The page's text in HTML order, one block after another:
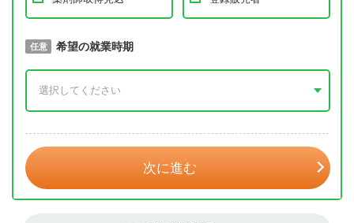
必須 取得予定年
任意 希望の就業時期
次に進む